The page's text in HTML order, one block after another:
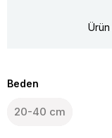
Ürün
Beden
20-40 cm